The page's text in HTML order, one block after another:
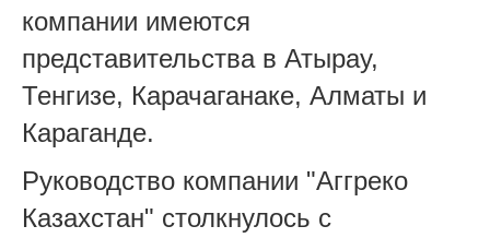
компании имеются
представительства в Атырау,
Тенгизе, Карачаганаке, Алматы и
Караганде.
Руководство компании "Аггреко
Казахстан" столкнулось с